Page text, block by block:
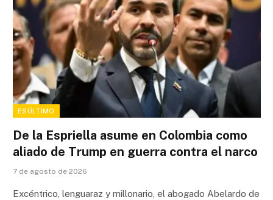
ESÚLTIMO
De la Espriella asume en Colombia como
aliado de Trump en guerra contra el narco
7 de agosto de 2026
Excéntrico, lenguaraz y millonario, el abogado Abelardo de